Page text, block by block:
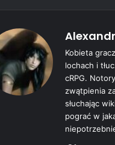
Kobieta
lochach i
cRPG.
zwątpienia
słuchając
pograć w